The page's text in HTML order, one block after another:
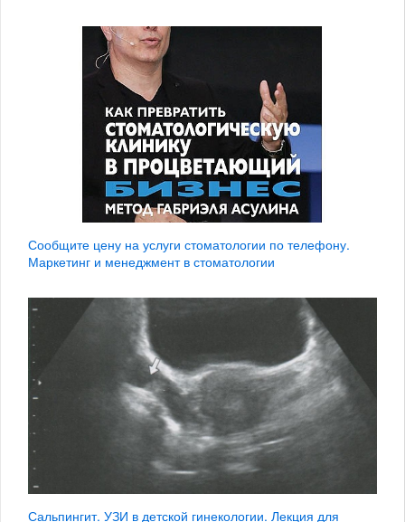
Сообщите цену на услуги стоматологии по телефону.
Маркетинг и менеджмент в стоматологии
Сальпингит. УЗИ в детской гинекологии. Лекция для